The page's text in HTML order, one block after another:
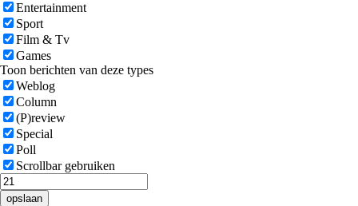
Entertainment
Sport
Film & Tv
Games
Toon berichten van deze types
Weblog
Column
(P)review
Special
Poll
Scrollbar gebruiken
opslaan